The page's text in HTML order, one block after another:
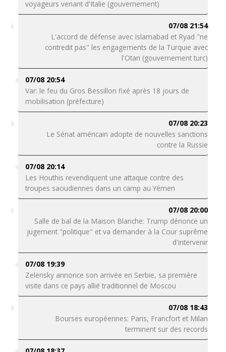
voyageurs venant d'Italie (gouvernement)
07/08 21:54
L'accord de défense avec Islamabad et Ryad "ne
contredit pas" les engagements de la Turquie avec
l'Otan (gouvernement turc)
07/08 20:54
Var: le feu du Gros Bessillon fixé après 18 jours de
mobilisation (préfecture)
07/08 20:23
Le Sénat américain adopte de nouvelles sanctions
contre la Russie
07/08 20:14
Les Houthis revendiquent une attaque contre des
troupes saoudiennes dans un camp au Yémen
07/08 20:00
Salle de bal de la Maison Blanche: Trump dénonce un
jugement "politique" et va demander à la Cour suprême
d'intervenir
07/08 19:39
Zelensky annonce son arrivée en Serbie, sa première
visite dans ce pays allié traditionnel de Moscou
07/08 18:43
Bourses européennes: Paris, Francfort et Milan
terminent sur des records